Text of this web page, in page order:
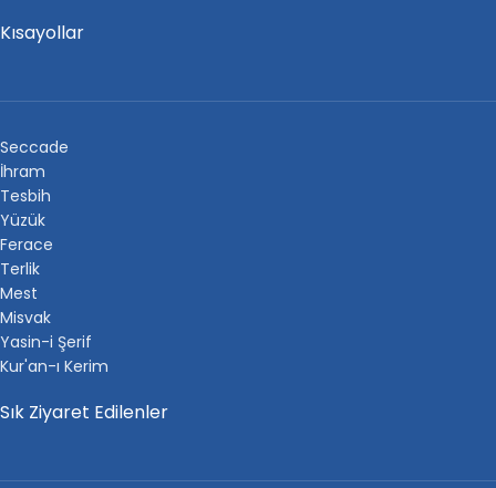
Kısayollar
Seccade
İhram
Tesbih
Yüzük
Ferace
Terlik
Mest
Misvak
Yasin-i Şerif
Kur'an-ı Kerim
Sık Ziyaret Edilenler